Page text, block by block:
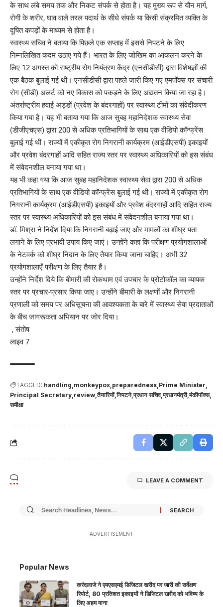
के साथ लंबे समय तक और निकट संपर्क से होता है। यह मुख्य रूप से यौन मार्ग,
रोगी के शरीर, घाव वाले तरल पदार्थ के सीधे संपर्क या किसी संक्रमित व्यक्ति के
दूषित कपड़ों के माध्यम से होता है।
स्वास्थ्य सचिव ने बताया कि पिछले एक सप्ताह में इससे निपटने के लिए
निम्नलिखित कदम उठाए गये हैं। भारत के लिए जोखिम का आकलन करने के
लिए 12 अगस्त को राष्ट्रीय रोग नियंत्रण केंद्र (एनसीडीसी) द्वारा विशेषज्ञों की
एक बैठक बुलाई गई थी। एनसीडीसी द्वारा पहले जारी किए गए एमपॉक्स पर संचारी
रोग (सीडी) अलर्ट को नए विकास को पकड़ने के लिए अद्यतन किया जा रहा है।
अंतर्राष्ट्रीय हवाई अड्डों (प्रवेश के बंदरगाहों) पर स्वास्थ्य टीमों का संवेदीकरण
किया गया है। यह भी बताया गया कि आज सुबह महानिदेशक स्वास्थ्य सेवा
(डीजीएचएस) द्वारा 200 से अधिक प्रतिभागियों के साथ एक वीडियो कॉन्फ्रेंस
बुलाई गई थी। राज्यों में एकीकृत रोग निगरानी कार्यक्रम (आईडीएसपी) इकाइयों
और प्रवेश बंदरगाहों आदि सहित राज्य स्तर पर स्वास्थ्य अधिकारियों को इस संबंध
में संवेदनशील बनाया गया था।
यह भी कहा गया कि आज सुबह महानिदेशक स्वास्थ्य सेवा द्वारा 200 से अधिक
प्रतिभागियों के साथ एक वीडियो कॉन्फ्रेंस बुलाई गई थी। राज्यों में एकीकृत रोग
निगरानी कार्यक्रम (आईडीएसपी) इकाइयों और प्रवेश बंदरगाहों आदि सहित राज्य
स्तर पर स्वास्थ्य अधिकारियों को इस संबंध में संवेदनशील बनाया गया था।
डॉ. मिश्रा ने निर्देश दिया कि निगरानी बढ़ाई जाए और मामलों का शीघ्र पता
लगाने के लिए प्रभावी उपाय किए जाएं। उन्होंने कहा कि परीक्षण प्रयोगशालाओं
के नेटवर्क को शीघ्र निदान के लिए तैयार किया जाना चाहिए। अभी 32
प्रयोगशालाएँ परीक्षण के लिए तैयार हैं।
उन्होंने निर्देश दिये कि बीमारी की रोकथाम एवं उपचार के प्रोटोकॉल का व्यापक
स्तर पर प्रचार-प्रसार किया जाए। उन्होंने बीमारी के लक्षणों और निगरानी
प्रणाली को समय पर अधिसूचना की आवश्यकता के बारे में स्वास्थ्य सेवा प्रदाताओं
के बीच जागरूकता अभियान पर जोर दिया।
, संतोष
लाइव 7
TAGGED: handling monkeypox preparedness Prime Minister
Principal Secretary review तैयारियों निपटने प्रधान सचिव प्रधानमंत्री मंकीपॉक्स
समीक्षा
LEAVE A COMMENT
- ADVERTISEMENT -
Popular News
करंदलाजे ने एमएसएमई डिजिटल खरीद पर जारी की सर्वेक्षण
रिपोर्ट, 80 प्रतिशत इकाइयों ने डिजिटल खरीद को भविष्य के
लिए अहम माना